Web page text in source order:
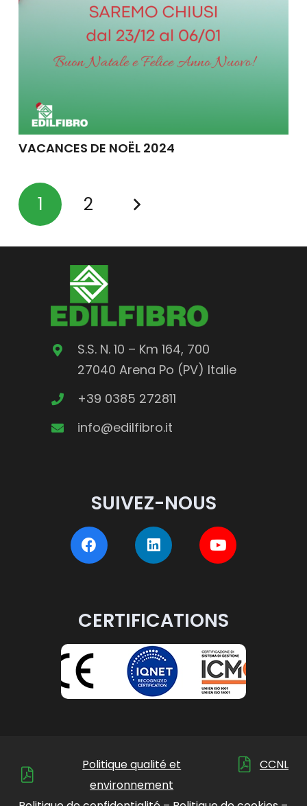
VACANCES DE NOËL 2024
1 2
S.S. N. 10 – Km 164, 700
27040 Arena Po (PV) Italie
+39 0385 272811
info@edilfibro.it
SUIVEZ-NOUS
CERTIFICATIONS
Politique qualité et
environnement
CCNL